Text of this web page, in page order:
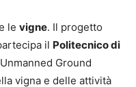
le vigne. Il progetto
il Politecnico di
Ground
vigna e delle attività